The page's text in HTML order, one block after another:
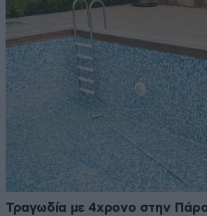
Τραγωδία με 4χρονο στην